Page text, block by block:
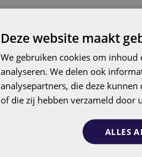
Deze website maakt
We gebruiken cookies om
analyseren. We delen ook
analysepartners, die deze
of die zij hebben verzameld door
ALLES